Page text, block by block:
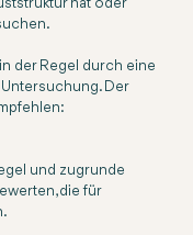
hat oder
der Regel durch eine
Der
und zugrunde
die für